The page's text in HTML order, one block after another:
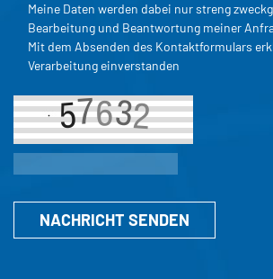
Meine Daten werden dabei nur streng
Bearbeitung und Beantwortung meiner
Mit dem Absenden des Kontaktformulars
Verarbeitung einverstanden
NACHRICHT SENDEN